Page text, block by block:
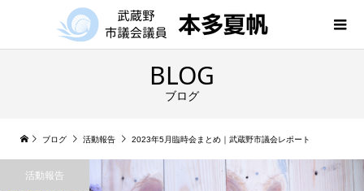
BLOG
ブログ
ブログ 活動報告 2023年5月臨時会まとめ｜武蔵野市議会レポート
活動報告